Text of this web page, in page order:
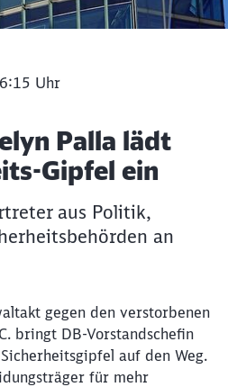
Uhr
Palla lädt
Gipfel ein
aus Politik,
an
gegen den verstorbenen
bringt DB-Vorstandschefin
auf den Weg.
für mehr